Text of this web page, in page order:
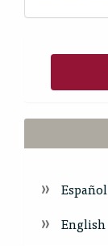
English